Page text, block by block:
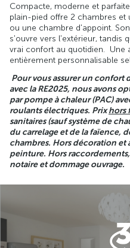
Compacte, moderne et
plain-pied offre 2 chambres et
ou une chambre d'appoint.
s'ouvre vers l'extérieur, tandis
vrai confort au quotidien. Une
entièrement personnalisable
Pour vous assurer un
avec la RE2025, nous avons
par pompe à chaleur (PAC)
roulants électriques. Prixhors
sanitaires (sauf système de
du carrelage et de la faïence,
chambres. Hors décoration
peinture. Hors
notaire et dommage ouvrage.